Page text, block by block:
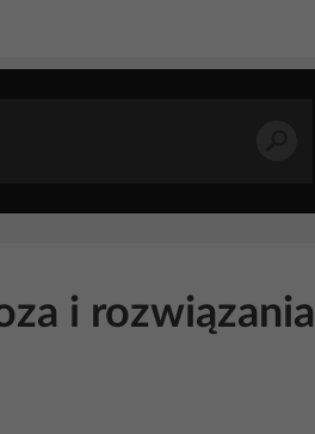
i rozwiązania